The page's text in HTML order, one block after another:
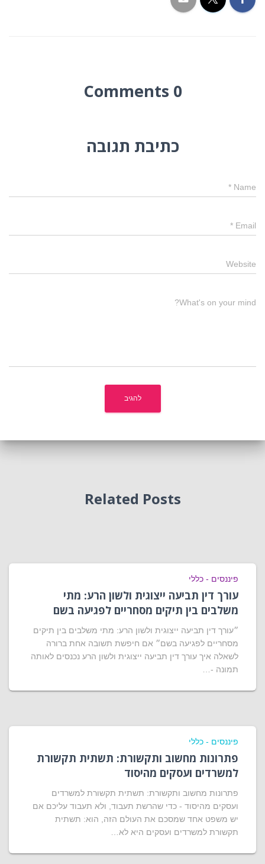
0 Comments
כתיבת תגובה
Name
*
Email
*
Website
What's on your mind?
Related Posts
פיננסים - כללי
עורך דין תביעה ייצוגית ולשון הרע: מתי
משלבים בין תיקים מסחריים לפגיעה בשם
״עורך דין תביעה ייצוגית ולשון הרע: מתי משלבים בין תיקים
מסחריים לפגיעה בשם״ אם חיפשת תשובה אחת ברורה
לשאלה איך עורך דין תביעה ייצוגית ולשון הרע נכנסים לאותה
תמונה -…
פיננסים - כללי
פתרונות מחשוב ותקשורת: תשתית תקשורת
למשרדים ועסקים מהיסוד
פתרונות מחשוב ותקשורת: תשתית תקשורת למשרדים
ועסקים מהיסוד - כדי שהרשת תעבוד, ולא תעבוד עליכם אם
יש משפט אחד שמסכם את העולם הזה, הוא: תשתית
תקשורת למשרדים ועסקים היא לא…